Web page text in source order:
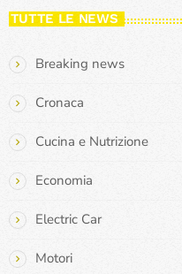
TUTTE LE NEWS
Breaking news
Cronaca
Cucina e Nutrizione
Economia
Electric Car
Motori